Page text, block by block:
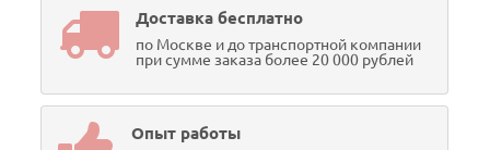
Доставка бесплатно
по Москве и до транспортной компании
при сумме заказа более 20 000 рублей
Опыт работы